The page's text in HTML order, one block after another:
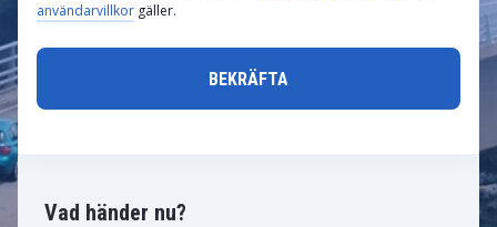
Vad händer nu?
användarvillkor gäller.